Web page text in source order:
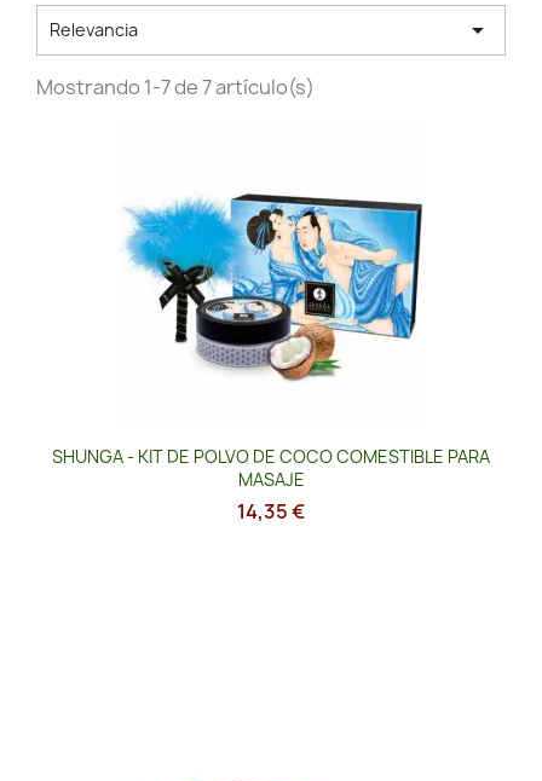
Relevancia 
Mostrando 1-7 de 7 artículo(s)
SHUNGA - KIT DE POLVO DE COCO COMESTIBLE PARA
MASAJE
14,35 €